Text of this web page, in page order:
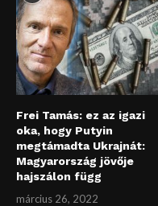
Frei Tamás: ez az igazi
oka, hogy Putyin
megtámadta Ukrajnát:
Magyarország jövője
hajszálon függ
március 26, 2022